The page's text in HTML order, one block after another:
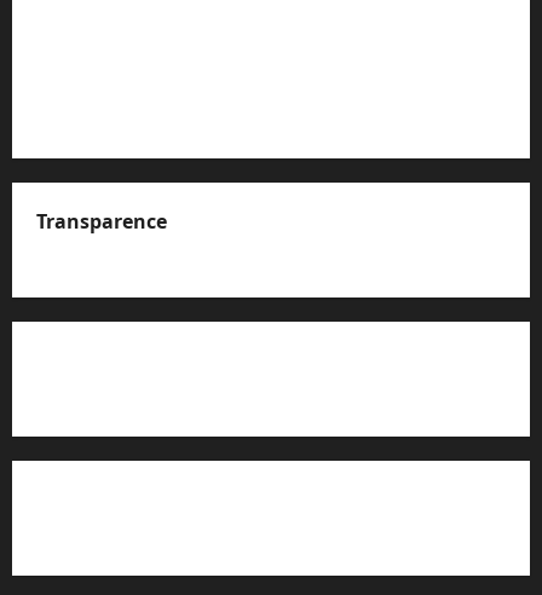
Transparence